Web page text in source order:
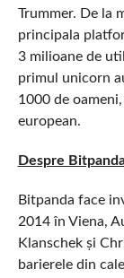
Trummer. De la
principala
3 milioane de
primul unicorn
1000 de
european.
Despre
Bitpanda face
2014 în Viena,
Klanschek și
barierele din